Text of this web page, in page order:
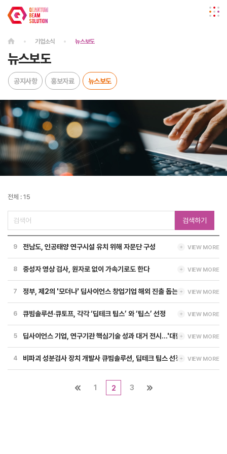
기업소식 뉴스보도
뉴스보도
공지사항 홍보자료 뉴스보도
전체 : 15
검색하기
9 전남도, 인공태양 연구시설 유치 위해 자문단 구성 VIEW MORE
8 중성자 영상 검사, 원자로 없이 가속기로도 한다 VIEW MORE
7 정부, 제2의 '모더나' 딥사이언스 창업기업 해외 진출 돕는다 VIEW MORE
6 큐빔솔루션·큐토프, 각각 ‘딥테크 팁스’ 와 ‘팁스’ 선정 VIEW MORE
5 딥사이언스 기업, 연구기관 핵심기술 성과 대거 전시...'대한민국과기대전'
VIEW MORE
4 비파괴 성분검사 장치 개발사 큐빔솔루션, 딥테크 팁스 선정 VIEW MORE
1 2 3